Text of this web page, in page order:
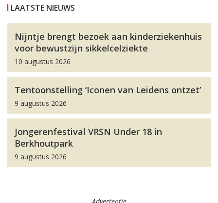
LAATSTE NIEUWS
Nijntje brengt bezoek aan kinderziekenhuis
voor bewustzijn sikkelcelziekte
10 augustus 2026
Tentoonstelling ‘Iconen van Leidens ontzet’
9 augustus 2026
Jongerenfestival VRSN Under 18 in
Berkhoutpark
9 augustus 2026